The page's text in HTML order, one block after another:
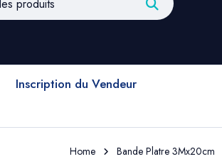
Inscription du Vendeur
Home Bande Platre 3Mx20cm